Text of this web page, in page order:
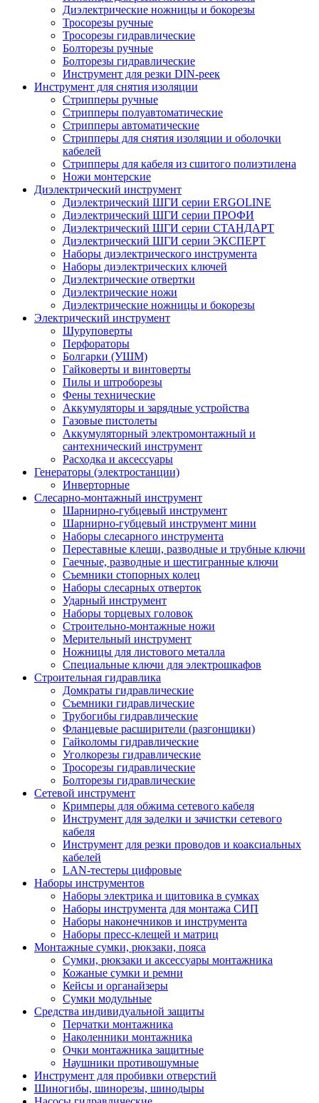
Диэлектрические ножницы и бокорезы
Тросорезы ручные
Тросорезы гидравлические
Болторезы ручные
Болторезы гидравлические
Инструмент для резки DIN-реек
Инструмент для снятия изоляции
Cтрипперы ручные
Cтрипперы полуавтоматические
Cтрипперы автоматические
Стрипперы для снятия изоляции и оболочки
кабелей
Стрипперы для кабеля из сшитого полиэтилена
Ножи монтерские
Диэлектрический инструмент
Диэлектрический ШГИ серии ERGOLINE
Диэлектрический ШГИ серии ПРОФИ
Диэлектрический ШГИ серии СТАНДАРТ
Диэлектрический ШГИ серии ЭКСПЕРТ
Наборы диэлектрического инструмента
Наборы диэлектрических ключей
Диэлектрические отвертки
Диэлектрические ножи
Диэлектрические ножницы и бокорезы
Электрический инструмент
Шуруповерты
Перфораторы
Болгарки (УШМ)
Гайковерты и винтоверты
Пилы и штроборезы
Фены технические
Аккумуляторы и зарядные устройства
Газовые пистолеты
Аккумуляторный электромонтажный и
сантехнический инструмент
Расходка и аксессуары
Генераторы (электростанции)
Инверторные
Слесарно-монтажный инструмент
Шарнирно-губцевый инструмент
Шарнирно-губцевый инструмент мини
Наборы слесарного инструмента
Переставные клещи, разводные и трубные ключи
Гаечные, разводные и шестигранные ключи
Съемники стопорных колец
Наборы слесарных отверток
Ударный инструмент
Наборы торцевых головок
Строительно-монтажные ножи
Мерительный инструмент
Ножницы для листового металла
Специальные ключи для электрошкафов
Строительная гидравлика
Домкраты гидравлические
Съемники гидравлические
Трубогибы гидравлические
Фланцевые расширители (разгонщики)
Гайколомы гидравлические
Уголкорезы гидравлические
Тросорезы гидравлические
Болторезы гидравлические
Сетевой инструмент
Кримперы для обжима сетевого кабеля
Инструмент для заделки и зачистки сетевого
кабеля
Инструмент для резки проводов и коаксиальных
кабелей
LAN-тестеры цифровые
Наборы инструментов
Наборы электрика и щитовика в сумках
Наборы инструмента для монтажа СИП
Наборы наконечников и инструмента
Наборы пресс-клещей и матриц
Монтажные сумки, рюкзаки, пояса
Сумки, рюкзаки и аксессуары монтажника
Кожаные сумки и ремни
Кейсы и органайзеры
Сумки модульные
Средства индивидуальной защиты
Перчатки монтажника
Наколенники монтажника
Очки монтажника защитные
Наушники противошумные
Инструмент для пробивки отверстий
Шиногибы, шинорезы, шинодыры